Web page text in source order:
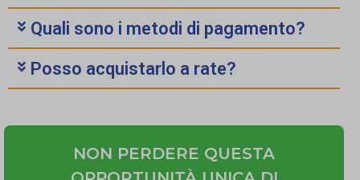
Quali sono i metodi di pagamento?
Posso acquistarlo a rate?
NON PERDERE QUESTA